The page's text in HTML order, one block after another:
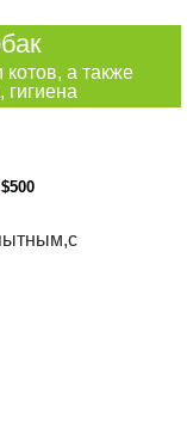
а также
гигиена
$500